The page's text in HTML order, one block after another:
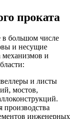
проката
в большом числе
и несущие
механизмов и
и листы
мостов,
инженерных